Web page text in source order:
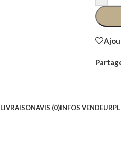
LIVRAISONAVIS (0)INFOS VENDEUR